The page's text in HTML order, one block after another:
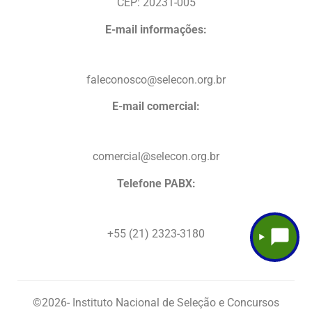
CEP: 20231-005
E-mail informações:
faleconosco@selecon.org.br
E-mail comercial:
comercial@selecon.org.br
Telefone PABX:
+55 (21) 2323-3180
©2026- Instituto Nacional de Seleção e Concursos